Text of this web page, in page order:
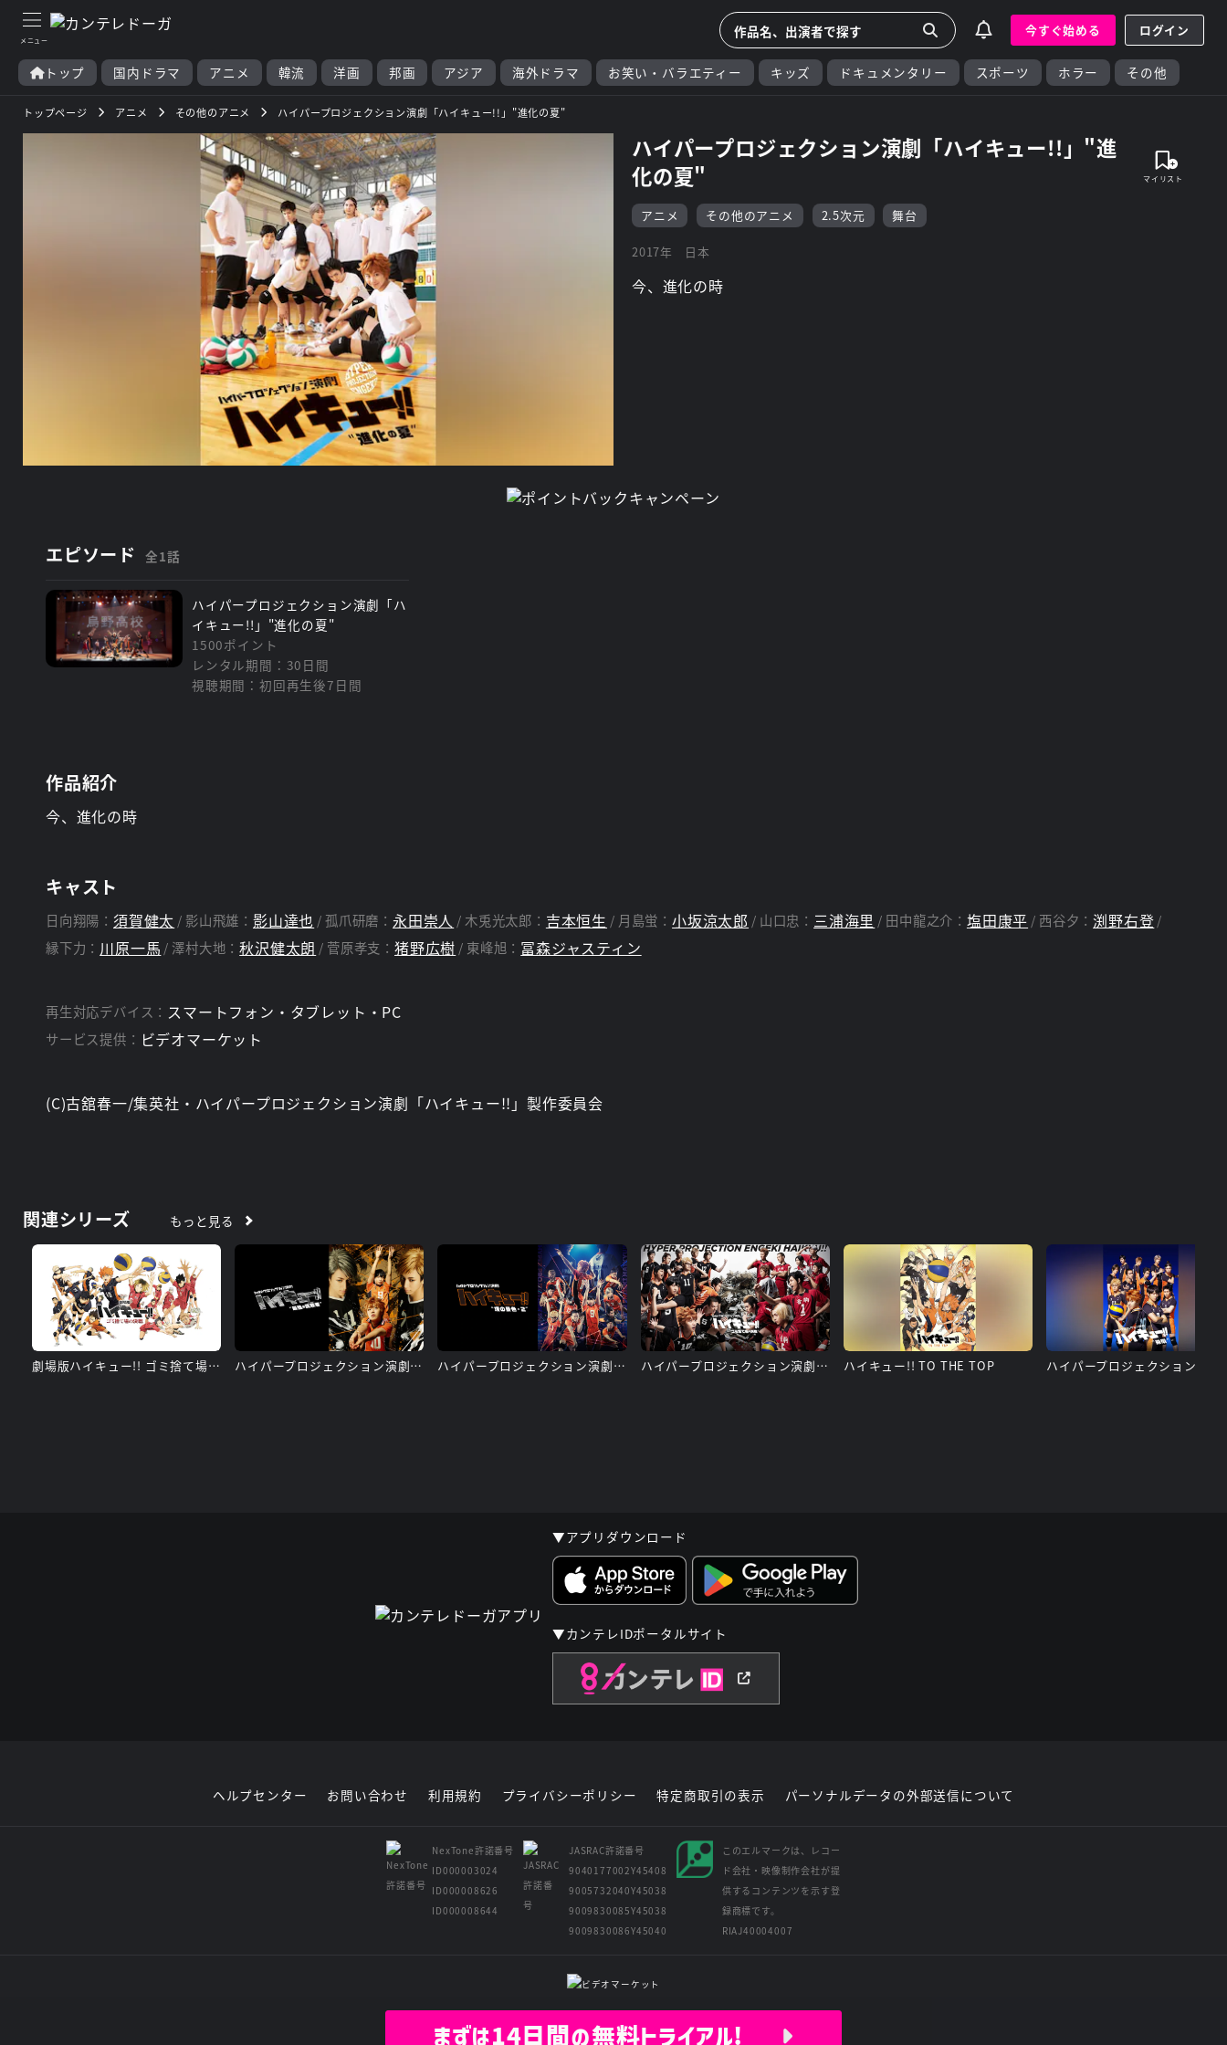
今すぐ始める ログイン
トップ 国内ドラマ アニメ 韓流 洋画 邦画 アジア 海外ドラマ お笑い・バラエティー キッズ ドキュメンタリー スポーツ ホラー その他
トップページ アニメ その他のアニメ ハイパープロジェクション演劇「ハイキュー!!」"進化の夏"
ハイパープロジェクション演劇「ハイキュー!!」"進
化の夏"
アニメ その他のアニメ 2.5次元 舞台
2017年 日本
今、進化の時
エピソード 全1話
ハイパープロジェクション演劇「ハ
イキュー!!」"進化の夏"
1500ポイント
レンタル期間：30日間
視聴期間：初回再生後7日間
作品紹介
今、進化の時
キャスト
日向翔陽： 須賀健太 影山飛雄：影山達也 孤爪研磨： 永田崇人 木兎光太郎： 吉本恒生 月島蛍：小坂涼太郎 山口忠： 三浦海里 田中龍之介： 塩田康平 西谷夕：渕野右登
縁下力： 川原一馬 澤村大地：秋沢健太朗 菅原孝支：猪野広樹 東峰旭： 冨森ジャスティン
再生対応デバイス： スマートフォン・タブレット・PC
サービス提供： ビデオマーケット
(C)古舘春一/集英社・ハイパープロジェクション演劇「ハイキュー!!」製作委員会
関連シリーズ もっと見る
劇場版ハイキュー!! ゴミ捨て場の決戦 ハイパープロジェクション演劇「ハイキュー!!」“最強の挑戦者(チャレンジャー)” (ゲネプロ映像) ハイパープロジェクション演劇「ハイキュー!!」〝頂の景色〞・2 ハイパープロジェクション演劇「ハイキュー!!」”ゴミ捨て場の決戦” ハイキュー!! TO THE TOP
まずは14日間の無料トライアル!
▼アプリダウンロード
▼カンテレIDポータルサイト
ヘルプセンター お問い合わせ 利用規約 プライバシーポリシー 特定商取引の表示 パーソナルデータの外部送信について
NexTone許諾番号
ID000003024
ID000008626
ID000008644
JASRAC許諾番号
9040177002Y45408
9005732040Y45038
9009830085Y45038
9009830086Y45040
このエルマークは、レコー
ド会社・映像制作会社が提
供するコンテンツを示す登
録商標です。
RIAJ40004007
Copyright © Kansai Television Co. Ltd. All Rights Reserved.